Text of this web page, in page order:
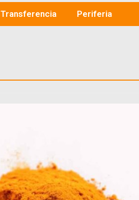
Transferencia Periferia